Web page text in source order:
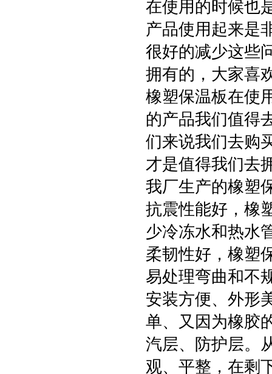
在使用的时候也
产品使用起来是
很好的减少这些
拥有的，大家喜
橡塑保温板在使
的产品我们值得
们来说我们去购
才是值得我们去
我厂生产的橡塑
抗震性能好，橡
少冷冻水和热水
柔韧性好，橡塑
易处理弯曲和不
安装方便、外形
单、又因为橡胶
汽层、防护层。
观、平整，在剩